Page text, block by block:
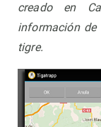
creado en
información
tigre.